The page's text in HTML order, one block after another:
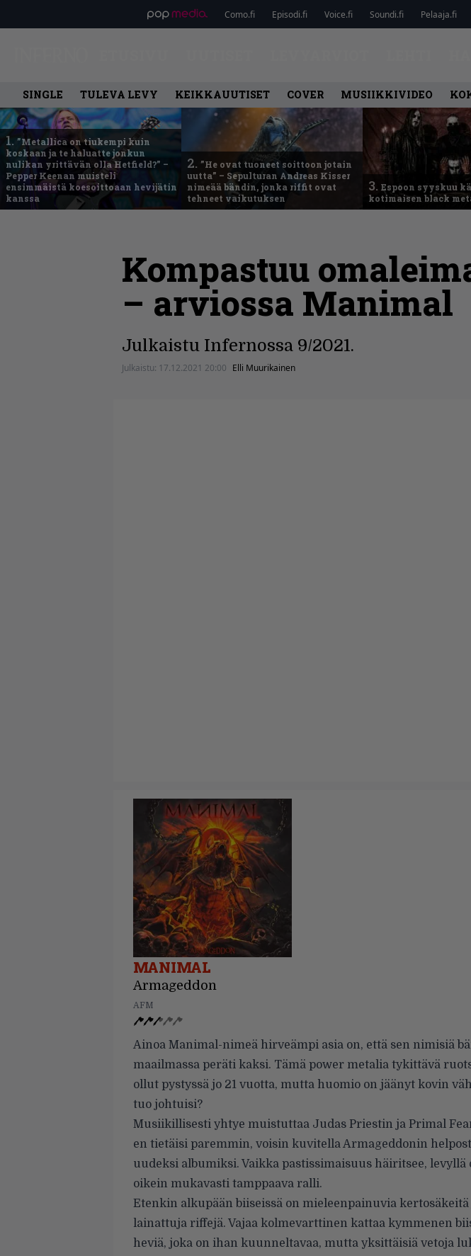
Como.fi Episodi.fi Voice.fi Soundi.fi Pelaaja.fi
SINGLE TULEVA LEVY KEIKKAUUTISET COVER MUSIIKKIVIDEO
1. ”Metallica on tiukempi kuin
koskaan ja te haluatte jonkun
nulikan yrittävän olla Hetfield?” –
Pepper Keenan muisteli
ensimmäistä koesoittoaan hevijätin
kanssa
2. ”He ovat tuoneet soittoon jotain
uutta” – Sepulturan Andreas Kisser
nimeää bändin, jonka riffit ovat
tehneet vaikutuksen
3. Espoon syyskuu
kotimaisen black
Kompastuu
– arviossa Manimal
Julkaistu Infernossa 9/2021.
Julkaistu: 17.12.2021 20:00 Elli Muurikainen
MANIMAL
Armageddon
AFM
Ainoa Manimal-nimeä hirveämpi asia on, että sen nimisiä
maailmassa peräti kaksi. Tämä power metalia tykittävä
ollut pystyssä jo 21 vuotta, mutta huomio on jäänyt kovin
tuo johtuisi?
Musiikillisesti yhtye muistuttaa Judas Priestin ja Primal
en tietäisi paremmin, voisin kuvitella Armageddonin
uudeksi albumiksi. Vaikka pastissimaisuus häiritsee, levyllä
oikein mukavasti tamppaava ralli.
Etenkin alkupään biiseissä on mieleenpainuvia
lainattuja riffejä. Vajaa kolmevarttinen kattaa kymmenen
heviä, joka on ihan kuunneltavaa, mutta yksittäisiä vetoja